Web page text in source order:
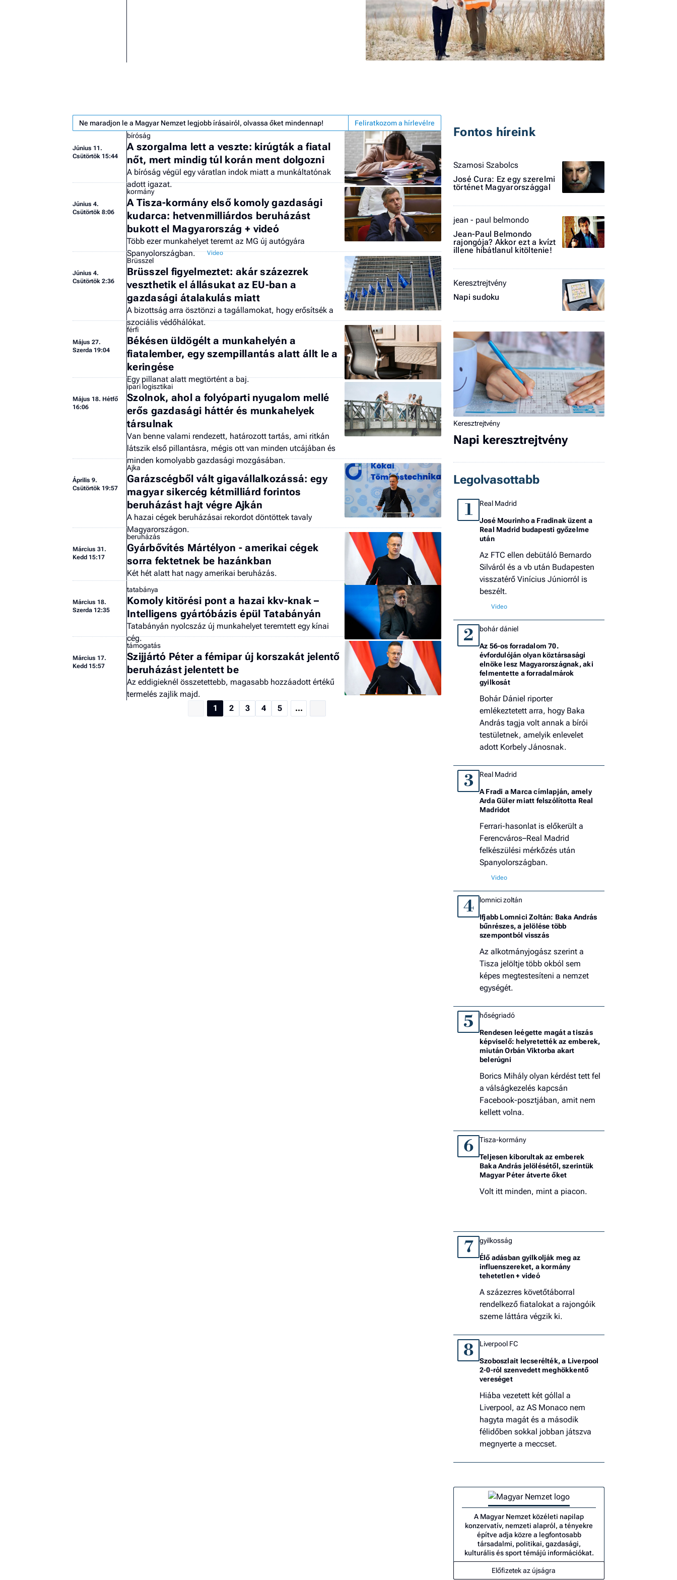
Ne maradjon le a Magyar Nemzet legjobb írásairól, olvassa őket mindennap! Feliratkozom a hírlevélre
Június 11.
Csütörtök 15:44
bíróság
A szorgalma lett a veszte: kirúgták a fiatal
nőt, mert mindig túl korán ment dolgozni
A bíróság végül egy váratlan indok miatt a munkáltatónak
adott igazat.
Június 4.
Csütörtök 8:06
kormány
A Tisza-kormány első komoly gazdasági
kudarca: hetvenmilliárdos beruházást
bukott el Magyarország + videó
Több ezer munkahelyet teremt az MG új autógyára
Spanyolországban.
Június 4.
Csütörtök 2:36
Brüsszel
Brüsszel figyelmeztet: akár százezrek
veszthetik el állásukat az EU-ban a
gazdasági átalakulás miatt
A bizottság arra ösztönzi a tagállamokat, hogy erősítsék a
szociális védőhálókat.
Május 27.
Szerda 19:04
férfi
Békésen üldögélt a munkahelyén a
fiatalember, egy szempillantás alatt állt le a
keringése
Egy pillanat alatt megtörtént a baj.
Május 18. Hétfő
16:06
ipari logisztikai
Szolnok, ahol a folyóparti nyugalom mellé
erős gazdasági háttér és munkahelyek
társulnak
Van benne valami rendezett, határozott tartás, ami ritkán
látszik első pillantásra, mégis ott van minden utcájában és
minden komolyabb gazdasági mozgásában.
Április 9.
Csütörtök 19:57
Ajka
Garázscégből vált gigavállalkozássá: egy
magyar sikercég kétmilliárd forintos
beruházást hajt végre Ajkán
A hazai cégek beruházásai rekordot döntöttek tavaly
Magyarországon.
Március 31.
Kedd 15:17
beruházás
Gyárbővítés Mártélyon - amerikai cégek
sorra fektetnek be hazánkban
Két hét alatt hat nagy amerikai beruházás.
Március 18.
Szerda 12:35
tatabánya
Komoly kitörési pont a hazai kkv-knak –
Intelligens gyártóbázis épül Tatabányán
Tatabányán nyolcszáz új munkahelyet teremtett egy kínai
cég.
Március 17.
Kedd 15:57
támogatás
Szijjártó Péter a fémipar új korszakát jelentő
beruházást jelentett be
Az eddigieknél összetettebb, magasabb hozzáadott értékű
termelés zajlik majd.
1
2 3 4 5 ...
Fontos híreink
Szamosi Szabolcs
José Cura: Ez egy szerelmi
történet Magyarországgal
jean - paul belmondo
Jean-Paul Belmondo
rajongója? Akkor ezt a kvízt
illene hibátlanul kitöltenie!
Keresztrejtvény
Napi sudoku
Keresztrejtvény
Napi keresztrejtvény
Legolvasottabb
1 Real Madrid
José Mourinho a Fradinak üzent a
Real Madrid budapesti győzelme
után
Az FTC ellen debütáló Bernardo
Silváról és a vb után Budapesten
visszatérő Vinícius Júniorról is
beszélt.
2 bohár dániel
Az 56-os forradalom 70.
évfordulóján olyan köztársasági
elnöke lesz Magyarországnak, aki
felmentette a forradalmárok
gyilkosát
Bohár Dániel riporter
emlékeztetett arra, hogy Baka
András tagja volt annak a bírói
testületnek, amelyik enlevelet
adott Korbely Jánosnak.
3 Real Madrid
A Fradi a Marca címlapján, amely
Arda Güler miatt felszólította Real
Madridot
Ferrari-hasonlat is előkerült a
Ferencváros–Real Madrid
felkészülési mérkőzés után
Spanyolországban.
4 lomnici zoltán
Ifjabb Lomnici Zoltán: Baka András
bűnrészes, a jelölése több
szempontból visszás
Az alkotmányjogász szerint a
Tisza jelöltje több okból sem
képes megtestesíteni a nemzet
egységét.
5 hőségriadó
Rendesen leégette magát a tiszás
képviselő: helyretették az emberek,
miután Orbán Viktorba akart
belerúgni
Borics Mihály olyan kérdést tett fel
a válságkezelés kapcsán
Facebook-posztjában, amit nem
kellett volna.
6 Tisza-kormány
Teljesen kiborultak az emberek
Baka András jelölésétől, szerintük
Magyar Péter átverte őket
Volt itt minden, mint a piacon.
7 gyilkosság
Élő adásban gyilkolják meg az
influenszereket, a kormány
tehetetlen + videó
A százezres követőtáborral
rendelkező fiatalokat a rajongóik
szeme láttára végzik ki.
8 Liverpool FC
Szoboszlait lecserélték, a Liverpool
2-0-ról szenvedett meghökkentő
vereséget
Hiába vezetett két góllal a
Liverpool, az AS Monaco nem
hagyta magát és a második
félidőben sokkal jobban játszva
megnyerte a meccset.
A Magyar Nemzet közéleti napilap
konzervatív, nemzeti alapról, a tényekre
építve adja közre a legfontosabb
társadalmi, politikai, gazdasági,
kulturális és sport témájú információkat.
Előfizetek az újságra